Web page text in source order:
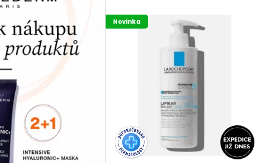
Novinka